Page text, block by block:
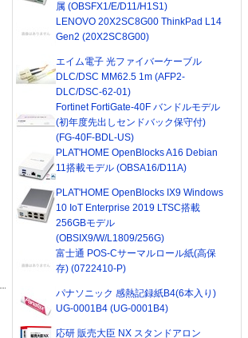
属 (OBSFX1/E/D11/H1S1)
LENOVO 20X2SC8G00 ThinkPad L14
Gen2 (20X2SC8G00)
エイム電子 光ファイバーケーブル
DLC/DSC MM62.5 1m (AFP2-
DLC/DSC-62-01)
Fortinet FortiGate-40F バンドルモデル
(初年度先出しセンドバック保守付)
(FG-40F-BDL-US)
PLAT'HOME OpenBlocks A16 Debian
11搭載モデル (OBSA16/D11A)
PLAT'HOME OpenBlocks IX9 Windows
10 IoT Enterprise 2019 LTSC搭載
256GBモデル
(OBSIX9/W/L1809/256G)
富士通 POS-Cサーマルロール紙(高保
存) (0722410-P)
パナソニック 感熱記録紙B4(6本入り)
UG-0001B4 (UG-0001B4)
応研 販売大臣 NX スタンドアロン